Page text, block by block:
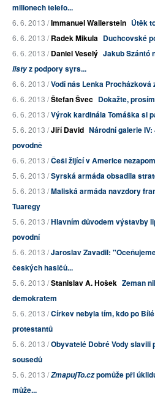
milionech telefo...
6. 6. 2013 /Immanuel Wallerstein Útěk
6. 6. 2013 /Radek Mikula Duchcovské
6. 6. 2013 /Daniel Veselý Jakub Szántó
listyz podpory syrs...
6. 6. 2013 /Vodí nás Lenka Procházková
6. 6. 2013 /Štefan Švec Dokažte,
6. 6. 2013 /Výrok kardinála Tomáška si
5. 6. 2013 /Jiří David Národní galerie
povodně
6. 6. 2013 /Češi žijící v Americe
5. 6. 2013 /Syrská armáda obsadila
5. 6. 2013 /Maliská armáda navzdory
Tuaregy
5. 6. 2013 /Hlavním důvodem výstavby
povodní
5. 6. 2013 /Jaroslav Zavadil:
českých hasičů...
5. 6. 2013 /Stanislav A. Hošek Zeman
demokratem
5. 6. 2013 /Církev nebyla tím, kdo po
protestantů
5. 6. 2013 /Obyvatelé Dobré Vody
sousedů
5. 6. 2013 /ZmapujTo.czpomůže při
může...